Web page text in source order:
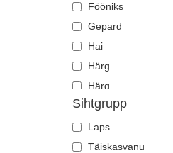
Fööniks
Gepard
Hai
Härg
Härg
Heeringas
Hiir
Hirv
Sihtgrupp
Laps
Täiskasvanu